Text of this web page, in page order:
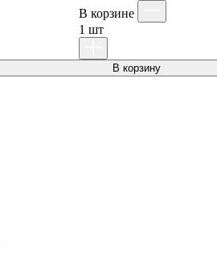
В корзинe
1 шт